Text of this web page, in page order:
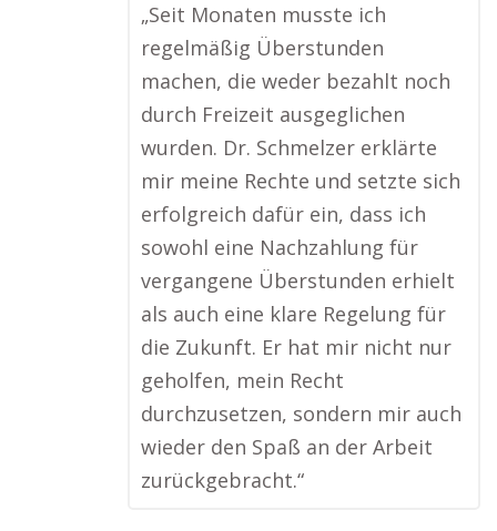
„Seit Monaten musste ich
regelmäßig Überstunden
machen, die weder bezahlt noch
durch Freizeit ausgeglichen
wurden. Dr. Schmelzer erklärte
mir meine Rechte und setzte sich
erfolgreich dafür ein, dass ich
sowohl eine Nachzahlung für
vergangene Überstunden erhielt
als auch eine klare Regelung für
die Zukunft. Er hat mir nicht nur
geholfen, mein Recht
durchzusetzen, sondern mir auch
wieder den Spaß an der Arbeit
zurückgebracht.“